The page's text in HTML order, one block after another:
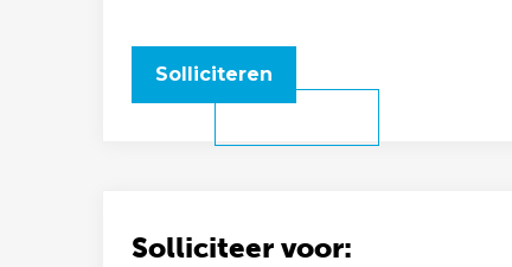
Solliciteren
Solliciteer voor: